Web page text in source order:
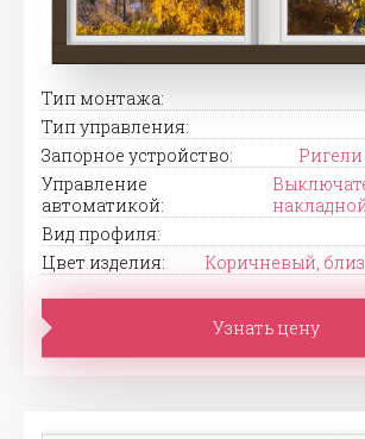
Тип монтажа:
Тип управления:
Запорное устройство:
Управление
автоматикой:
Вид профиля:
Цвет изделия:
Коричневый,
Узнать цену